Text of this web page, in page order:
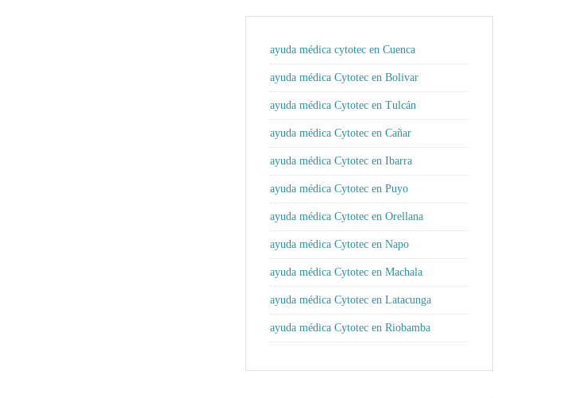
ayuda médica cytotec en Cuenca
ayuda médica Cytotec en Bolivar
ayuda médica Cytotec en Tulcán
ayuda médica Cytotec en Cañar
ayuda médica Cytotec en Ibarra
ayuda médica Cytotec en Puyo
ayuda médica Cytotec en Orellana
ayuda médica Cytotec en Napo
ayuda médica Cytotec en Machala
ayuda médica Cytotec en Latacunga
ayuda médica Cytotec en Riobamba